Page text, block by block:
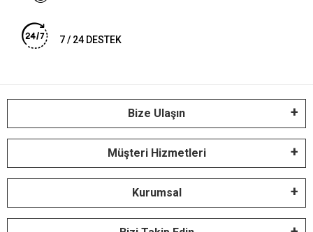
7 / 24 DESTEK
Bize Ulaşın
Müşteri Hizmetleri
Kurumsal